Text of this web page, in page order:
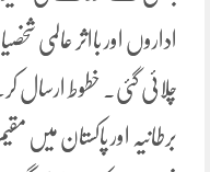
اداروں اور بااثر عالمی
چلائی گئی۔ خطوط
برطانیہ اور پاکستان